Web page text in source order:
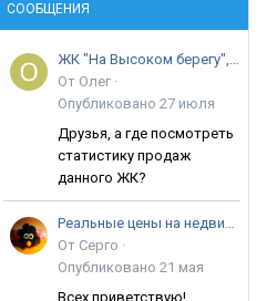
СООБЩЕНИЯ
ЖК "На Высоком берегу", ул. Крылова
От Олег ·
Опубликовано 27 июля
Друзья, а где посмотреть
статистику продаж
данного ЖК?
Реальные цены на недвижимость в Анапе
От Серго ·
Опубликовано 21 мая
Всех приветствую!